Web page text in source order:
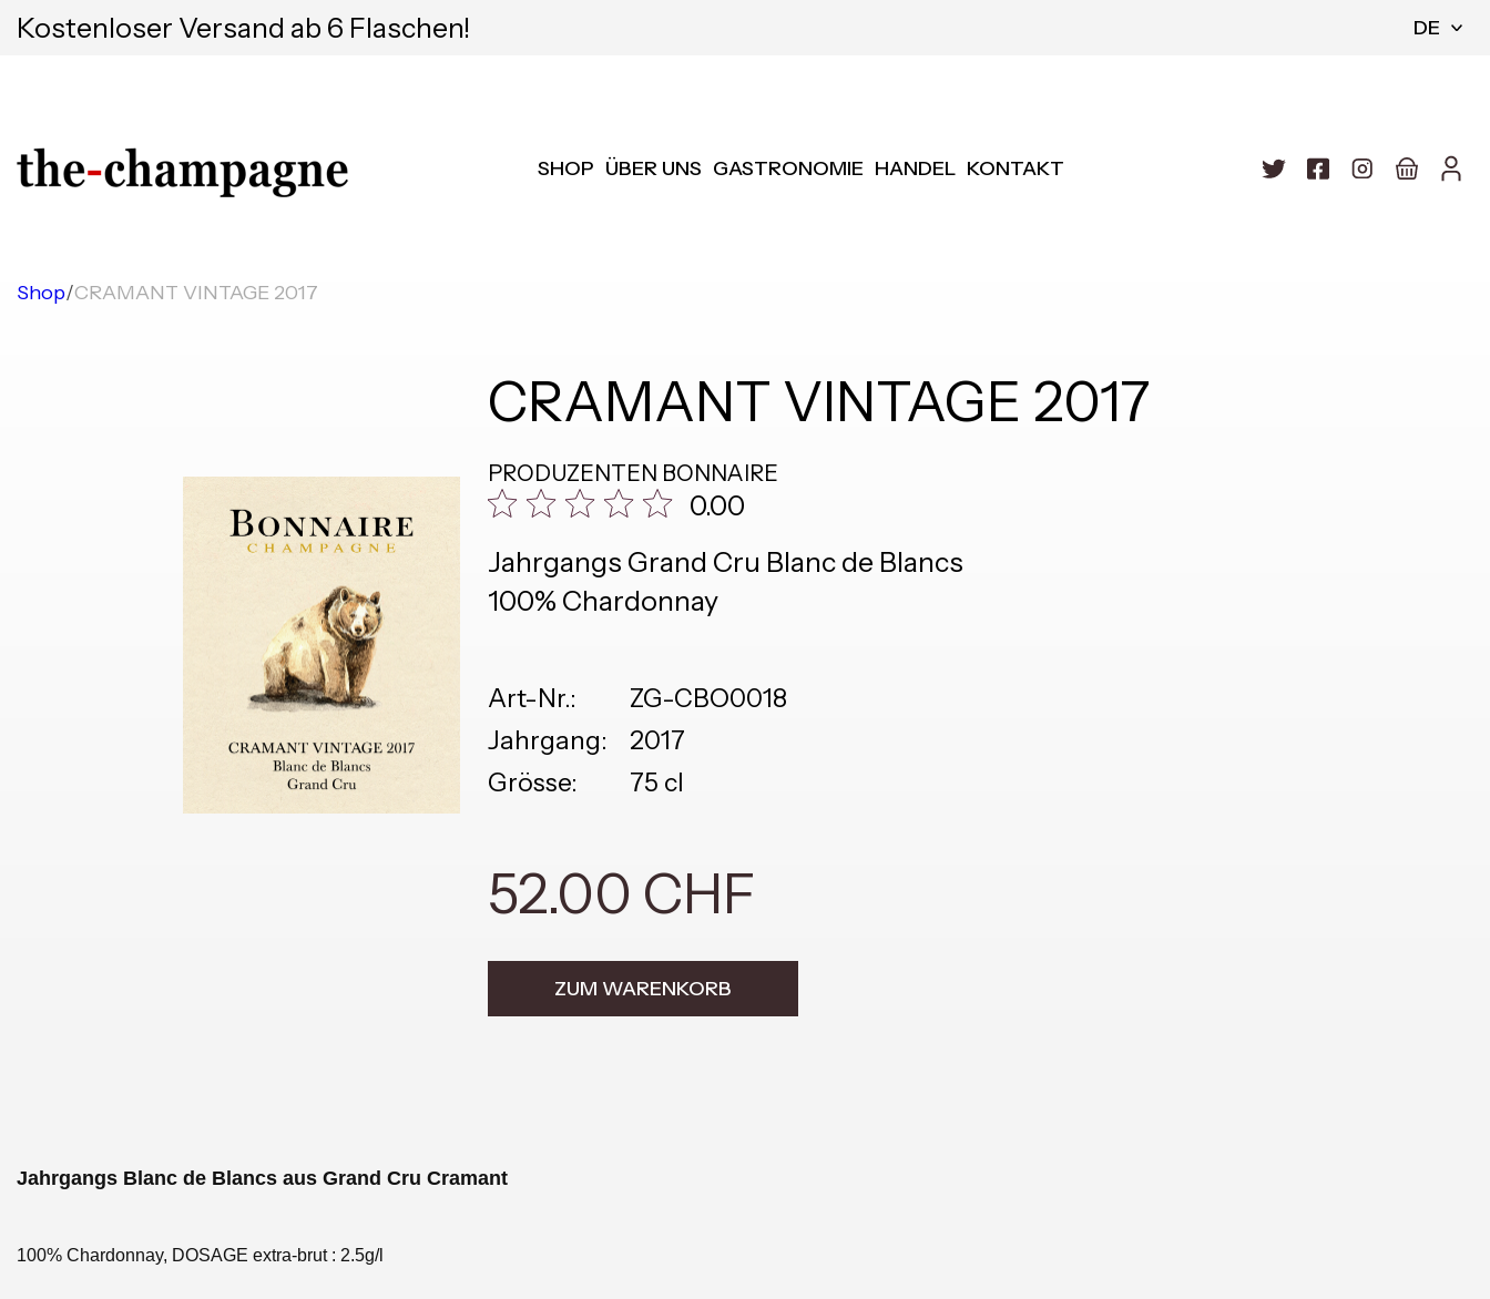
Kostenloser Versand ab 6 Flaschen! DE
SHOP ÜBER UNS GASTRONOMIE HANDEL KONTAKT
Shop/CRAMANT VINTAGE 2017
CRAMANT VINTAGE 2017
PRODUZENTEN BONNAIRE
0.00
Jahrgangs Grand Cru Blanc de Blancs
100% Chardonnay
Art-Nr.:
ZG-CBO0018
Jahrgang:
2017
Grösse:
75 cl
52.00 CHF
ZUM WARENKORB
Jahrgangs Blanc de Blancs aus Grand Cru Cramant
100% Chardonnay, DOSAGE extra-brut : 2.5g/l